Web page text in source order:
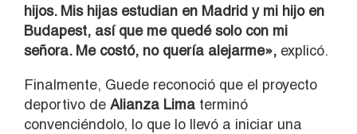
hijos. Mis hijas estudian en Madrid y mi hijo en
Budapest, así que me quedé solo con mi
señora. Me costó, no quería alejarme», explicó.
Finalmente, Guede reconoció que el proyecto
deportivo de Alianza Lima terminó
convenciéndolo, lo que lo llevó a iniciar una